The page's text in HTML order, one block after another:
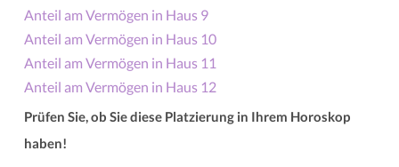
Anteil am Vermögen in Haus 9
Anteil am Vermögen in Haus 10
Anteil am Vermögen in Haus 11
Anteil am Vermögen in Haus 12
Prüfen Sie, ob Sie diese Platzierung in Ihrem Horoskop
haben!